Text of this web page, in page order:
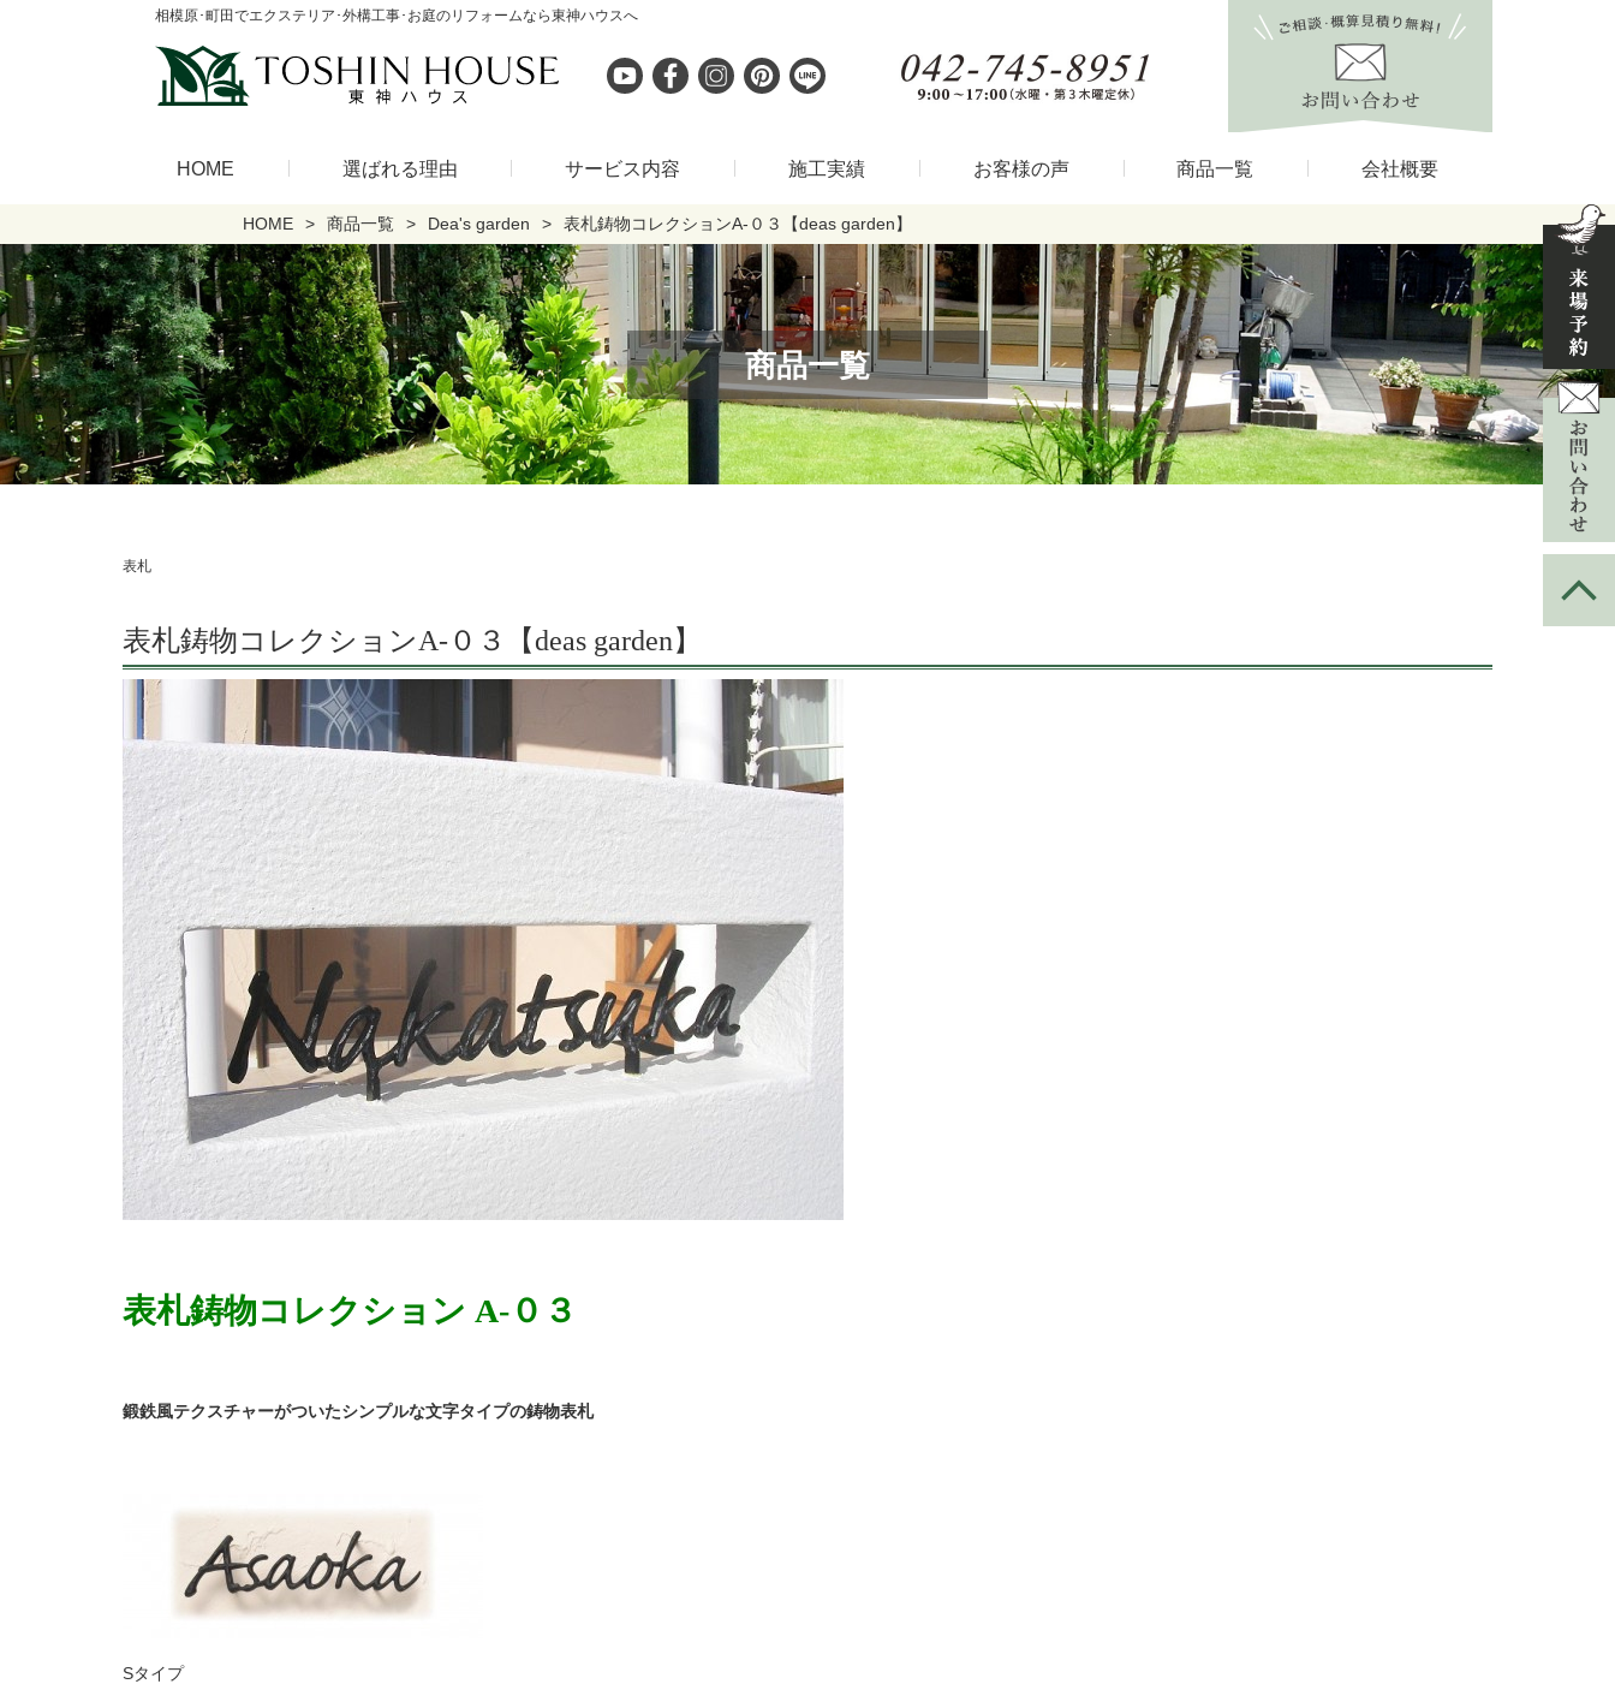
相模原･町田でエクステリア･外構工事･お庭のリフォームなら東神ハウスへ
HOME 選ばれる理由 サービス内容 施工実績 お客様の声 商品一覧 会社概要
HOME 商品一覧 Dea's garden 表札鋳物コレクションA-０３【deas garden】
商品一覧
表札
表札鋳物コレクションA-０３【deas garden】
表札鋳物コレクション A-０３
鍛鉄風テクスチャーがついたシンプルな文字タイプの鋳物表札
Sタイプ